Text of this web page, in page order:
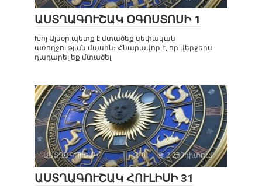
ԱՍՏՂԱԳՈՒՇԱԿ ՕԳՈՍՏՈՍԻ 1
Խոյ-Այսօր պետք է մտածեք սեփական
առողջության մասին։ Հնարավոր է, որ վերջերս
դադարել եք մտածել
ԱՍՏՂԱԳՈՒՇԱԿ 0 2 280դիտում
ԱՍՏՂԱԳՈՒՇԱԿ ՀՈՒԼԻՍԻ 31